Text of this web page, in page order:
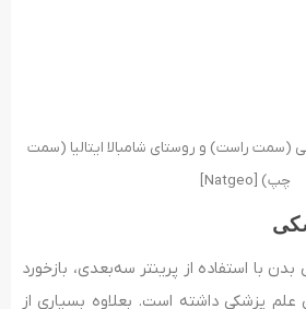
دبی (سمت راست) و روستای شامبالا ایتالیا (سمت
چپ) [Natgeo]
با استفاده از پرینتر سه‌بعدی، بازخورد
پزشکی داشته است. بعلاوه بسیاری از